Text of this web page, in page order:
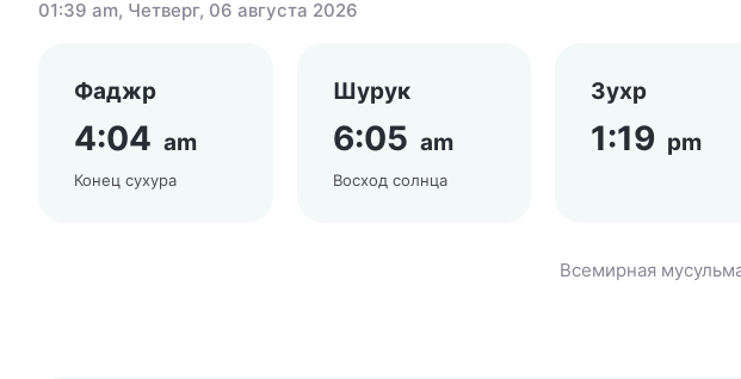
01:39 am, Четверг, 06 августа 2026
Фаджр
4:04 am
Конец сухура
Шурук
6:05 am
Восход солнца
Зухр
1:19 pm
Всемирная